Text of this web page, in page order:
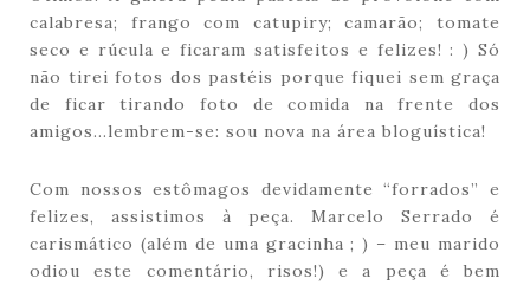
calabresa; frango com catupiry; camarão; tomate
seco e rúcula e ficaram satisfeitos e felizes! : ) Só
não tirei fotos dos pastéis porque fiquei sem graça
de ficar tirando foto de comida na frente dos
amigos…lembrem-se: sou nova na área bloguística!
Com nossos estômagos devidamente “forrados” e
felizes, assistimos à peça. Marcelo Serrado é
carismático (além de uma gracinha ; ) – meu marido
odiou este comentário, risos!) e a peça é bem